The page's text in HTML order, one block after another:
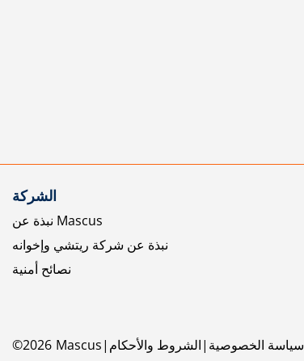
الشركة
نبذة عن Mascus
نبذة عن شركة ريتشي وإخوانه
نصائح أمنية
©2026 Mascus الشروط والأحكام سياسة الخصوصية